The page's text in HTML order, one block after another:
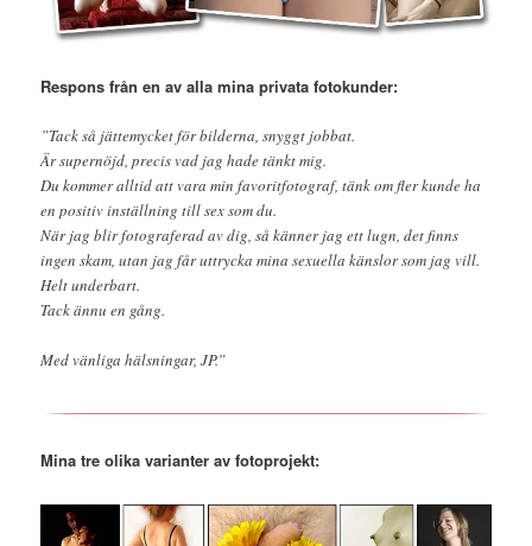
Respons från en av alla mina privata fotokunder:
”Tack så jättemycket för bilderna, snyggt jobbat.
Är supernöjd, precis vad jag hade tänkt mig.
Du kommer alltid att vara min favoritfotograf, tänk om fler kunde ha
en positiv inställning till sex som du.
När jag blir fotograferad av dig, så känner jag ett lugn, det finns
ingen skam, utan jag får uttrycka mina sexuella känslor som jag vill.
Helt underbart.
Tack ännu en gång.
Med vänliga hälsningar, JP.”
Mina tre olika varianter av fotoprojekt: